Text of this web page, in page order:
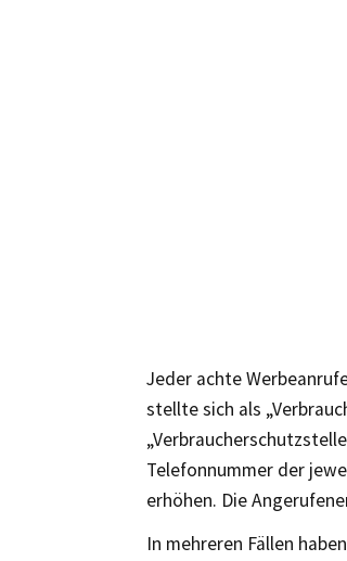
Jeder achte
stellte sich als
Telefonnummer der
erhöhen. Die
In mehreren Fällen